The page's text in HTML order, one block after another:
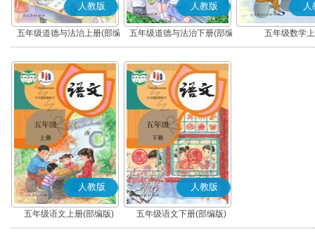
人教版
五年级道德与法治上册(部编
版)
人教版
五年级道德与法治下册(部编
版)
人
五年级数学
人教版
五年级语文上册(部编版)
人教版
五年级语文下册(部编版)